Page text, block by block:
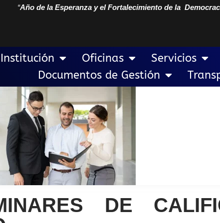
“Año de la Esperanza y el Fortalecimiento de la
Institución Oficinas Servicios
Documentos de Gestión
DE